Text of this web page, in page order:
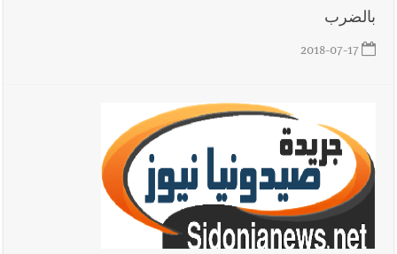
بالضرب
2018-07-17